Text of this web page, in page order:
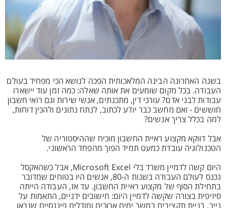
בשנה האחרונה הבינה המלאכותית הפכה לנושא הכי מפחיד בעולם
העבודה. בכל מקום שומעים את אותה שאלה: כמה זמן עוד יישארו
עבודות לבני אדם? עורכי דין, מתכנתים, אנשי שירות וגם רואי חשבון
חוששים - ואם מחשב כבר יודע לכתוב, לנתח נתונים ולהכין דוחות,
למה בכלל צריך אנשים?
אבל דווקא מקצוע ראיית החשבון מוכיח שההיסטוריה של
הטכנולוגיה עובדת כמעט תמיד הפוך מהפחד הראשוני.
היום קשה לדמיין משרד בלי Microsoft Excel, אבל כשהאקסל
נכנס לעולם העבודה בשנות ה-80, אנשים היו בטוחים שמדובר
בתחילת הסוף של מקצוע ראיית החשבון. עד אז, העבודה הייתה
סיזיפית בצורה שקשה לדמיין היום: חישובים ידניים, התאמות על
נייר, בניית תקציבים במשך ימים ארוכים ומודלים פיננסיים שנראו